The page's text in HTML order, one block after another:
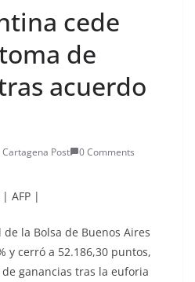
cede
de
acuerdo
Cartagena Post
0 Comments
| AFP |
la Bolsa de Buenos Aires
y cerró a 52.186,30 puntos,
ganancias tras la euforia